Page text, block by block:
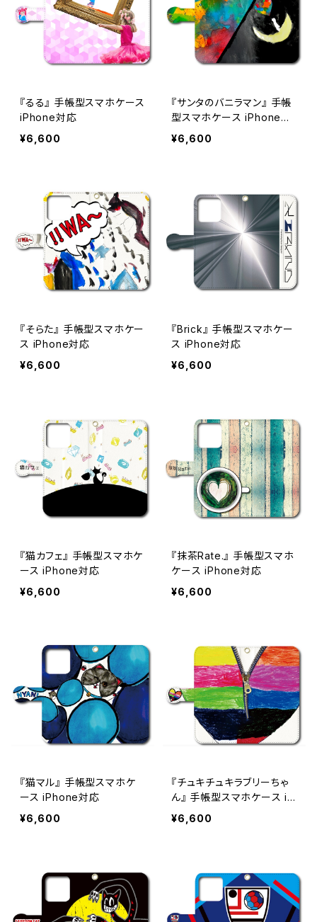
『るる』 手帳型スマホケース
iPhone対応
¥6,600
『サンタのバニラマン』 手帳
型スマホケース iPhone対
応
¥6,600
『そらた』 手帳型スマホケー
ス iPhone対応
¥6,600
『Brick』 手帳型スマホケー
ス iPhone対応
¥6,600
『猫カフェ』 手帳型スマホケ
ース iPhone対応
¥6,600
『抹茶Rate.』 手帳型スマホ
ケース iPhone対応
¥6,600
『猫マル』 手帳型スマホケ
ース iPhone対応
¥6,600
『チュキチュキラブリーちゃ
ん』 手帳型スマホケース iP
hone対応
¥6,600